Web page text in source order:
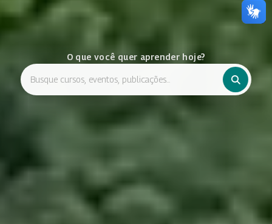
O que você quer aprender hoje?